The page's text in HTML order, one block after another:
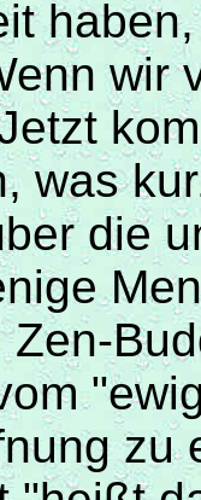
wir
was
die
Zen-
zu